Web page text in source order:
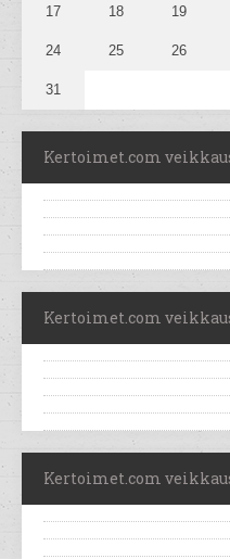
17 18 19
24 25 26
31
Kertoimet.com
Kertoimet.com
Kertoimet.com